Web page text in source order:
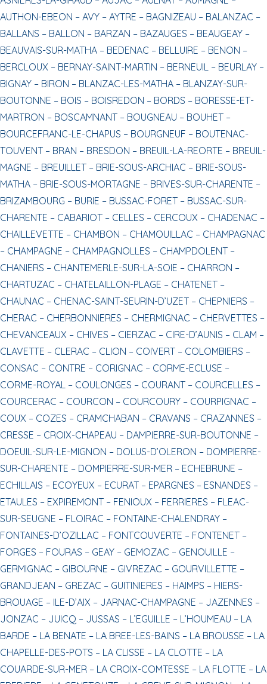
AUTHON-EBEON – AVY – AYTRE – BAGNIZEAU – BALANZAC –
BALLANS – BALLON – BARZAN – BAZAUGES – BEAUGEAY –
BEAUVAIS-SUR-MATHA – BEDENAC – BELLUIRE – BENON –
BERCLOUX – BERNAY-SAINT-MARTIN – BERNEUIL – BEURLAY –
BIGNAY – BIRON – BLANZAC-LES-MATHA – BLANZAY-SUR-
BOUTONNE – BOIS – BOISREDON – BORDS – BORESSE-ET-
MARTRON – BOSCAMNANT – BOUGNEAU – BOUHET –
BOURCEFRANC-LE-CHAPUS – BOURGNEUF – BOUTENAC-
TOUVENT – BRAN – BRESDON – BREUIL-LA-REORTE – BREUIL-
MAGNE – BREUILLET – BRIE-SOUS-ARCHIAC – BRIE-SOUS-
MATHA – BRIE-SOUS-MORTAGNE – BRIVES-SUR-CHARENTE –
BRIZAMBOURG – BURIE – BUSSAC-FORET – BUSSAC-SUR-
CHARENTE – CABARIOT – CELLES – CERCOUX – CHADENAC –
CHAILLEVETTE – CHAMBON – CHAMOUILLAC – CHAMPAGNAC
– CHAMPAGNE – CHAMPAGNOLLES – CHAMPDOLENT –
CHANIERS – CHANTEMERLE-SUR-LA-SOIE – CHARRON –
CHARTUZAC – CHATELAILLON-PLAGE – CHATENET –
CHAUNAC – CHENAC-SAINT-SEURIN-D’UZET – CHEPNIERS –
CHERAC – CHERBONNIERES – CHERMIGNAC – CHERVETTES –
CHEVANCEAUX – CHIVES – CIERZAC – CIRE-D’AUNIS – CLAM –
CLAVETTE – CLERAC – CLION – COIVERT – COLOMBIERS –
CONSAC – CONTRE – CORIGNAC – CORME-ECLUSE –
CORME-ROYAL – COULONGES – COURANT – COURCELLES –
COURCERAC – COURCON – COURCOURY – COURPIGNAC –
COUX – COZES – CRAMCHABAN – CRAVANS – CRAZANNES –
CRESSE – CROIX-CHAPEAU – DAMPIERRE-SUR-BOUTONNE –
DOEUIL-SUR-LE-MIGNON – DOLUS-D’OLERON – DOMPIERRE-
SUR-CHARENTE – DOMPIERRE-SUR-MER – ECHEBRUNE –
ECHILLAIS – ECOYEUX – ECURAT – EPARGNES – ESNANDES –
ETAULES – EXPIREMONT – FENIOUX – FERRIERES – FLEAC-
SUR-SEUGNE – FLOIRAC – FONTAINE-CHALENDRAY –
FONTAINES-D’OZILLAC – FONTCOUVERTE – FONTENET –
FORGES – FOURAS – GEAY – GEMOZAC – GENOUILLE –
GERMIGNAC – GIBOURNE – GIVREZAC – GOURVILLETTE –
GRANDJEAN – GREZAC – GUITINIERES – HAIMPS – HIERS-
BROUAGE – ILE-D’AIX – JARNAC-CHAMPAGNE – JAZENNES –
JONZAC – JUICQ – JUSSAS – L’EGUILLE – L’HOUMEAU – LA
BARDE – LA BENATE – LA BREE-LES-BAINS – LA BROUSSE – LA
CHAPELLE-DES-POTS – LA CLISSE – LA CLOTTE – LA
COUARDE-SUR-MER – LA CROIX-COMTESSE – LA FLOTTE – LA